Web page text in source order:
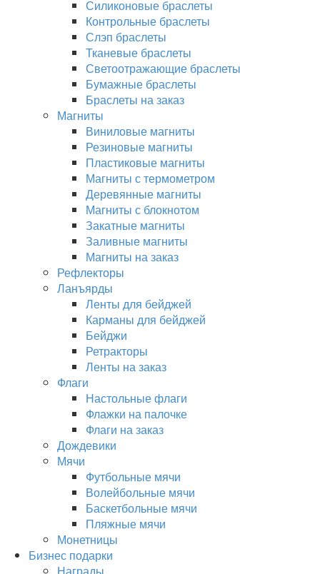
Силиконовые браслеты
Контрольные браслеты
Слэп браслеты
Тканевые браслеты
Светоотражающие браслеты
Бумажные браслеты
Браслеты на заказ
Магниты
Виниловые магниты
Резиновые магниты
Пластиковые магниты
Магниты с термометром
Деревянные магниты
Магниты с блокнотом
Закатные магниты
Заливные магниты
Магниты на заказ
Рефлекторы
Ланъярды
Ленты для бейджей
Карманы для бейджей
Бейджи
Ретракторы
Ленты на заказ
Флаги
Настольные флаги
Флажки на палочке
Флаги на заказ
Дождевики
Мячи
Футбольные мячи
Волейбольные мячи
Баскетбольные мячи
Пляжные мячи
Монетницы
Бизнес подарки